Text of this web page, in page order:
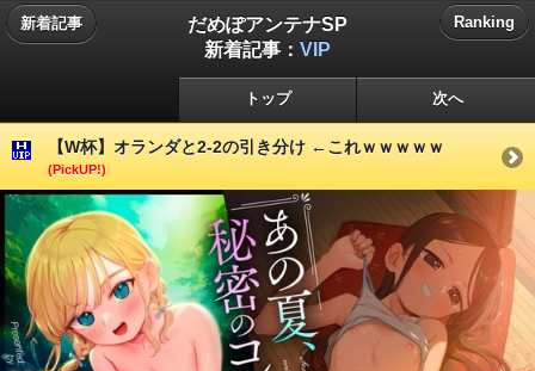
新着記事
だめぽアンテナSP
新着記事： VIP
Ranking
トップ 次へ
【W杯】オランダと2-2の引き分け ←これｗｗｗｗｗ
(PickUP!)